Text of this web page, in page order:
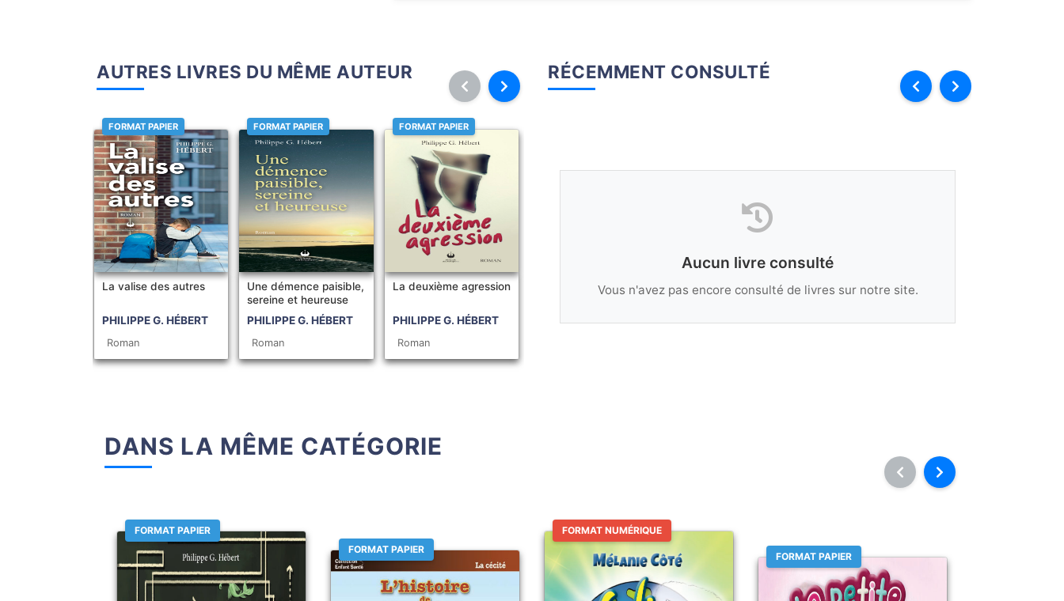
AUTRES LIVRES DU MÊME AUTEUR
FORMAT PAPIER
La valise des autres
PHILIPPE G. HÉBERT
Roman
FORMAT PAPIER
Une démence paisible,
sereine et heureuse
PHILIPPE G. HÉBERT
Roman
FORMAT PAPIER
La deuxième agression
PHILIPPE G. HÉBERT
Roman
RÉCEMMENT CONSULTÉ
Aucun livre consulté
Vous n'avez pas encore consulté de livres sur notre site.
DANS LA MÊME CATÉGORIE
FORMAT PAPIER
FORMAT PAPIER
FORMAT NUMÉRIQUE
FORMAT PAPIER